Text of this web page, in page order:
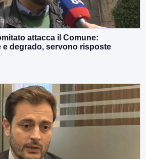
attacca il Comune:
e degrado, servono risposte